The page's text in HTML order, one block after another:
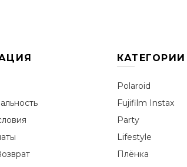
КАТЕГОРИИ
Polaroid
Fujifilm Instax
Party
Lifestyle
Плёнка